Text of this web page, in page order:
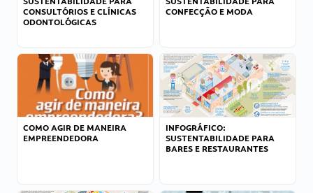
CONSULTÓRIOS E CLÍNICAS
ODONTOLÓGICAS
CONFECÇÃO E MODA
COMO AGIR DE MANEIRA
EMPREENDEDORA
INFOGRÁFICO:
SUSTENTABILIDADE PARA
BARES E RESTAURANTES